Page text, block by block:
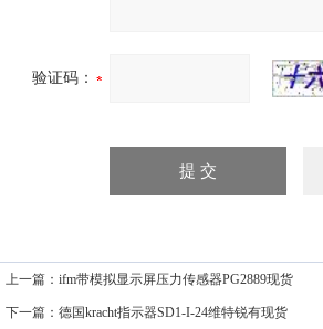
验证码：
上一篇： ifm带模拟显示屏压力传感器PG2889现货
下一篇： 德国kracht指示器SD1-I-24维特锐有现货